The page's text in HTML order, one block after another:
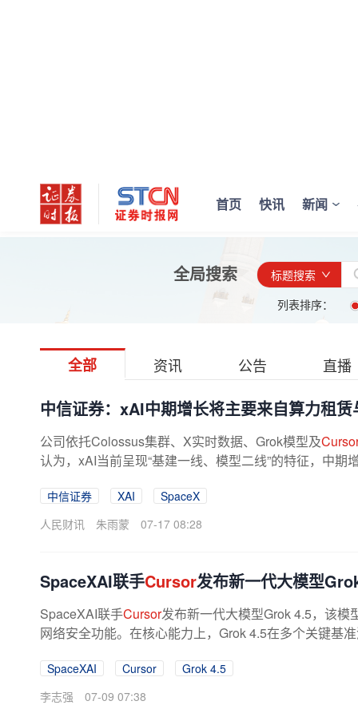
首页 快讯 新闻
全局搜索
标题搜索
列表排序：
全部 资讯 公告 直播
中信证券：xAI中期增长将主要来自算力租赁
公司依托Colossus集群、X实时数据、Grok模型及
认为，xAI当前呈现“基建一线、模型二线”的特征，中期
中信证券 XAI
SpaceX
人民财讯
朱雨蒙 07-17 08:28
SpaceXAI联手Cursor发布新一代大模型
SpaceXAI联手Cursor发布新一代大模型Grok 4.5，该
网络安全功能。在核心能力上，Grok 4.5在多个关键基
SpaceXAI Cursor
Grok 4.5
李志强
07-09 07:38